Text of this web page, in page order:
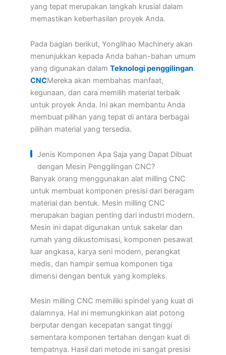
yang tepat merupakan langkah krusial dalam
memastikan keberhasilan proyek Anda.
Pada bagian berikut, Yonglihao Machinery akan
menunjukkan kepada Anda bahan-bahan umum
yang digunakan dalam Teknologi penggilingan
CNCMereka akan membahas manfaat,
kegunaan, dan cara memilih material terbaik
untuk proyek Anda. Ini akan membantu Anda
membuat pilihan yang tepat di antara berbagai
pilihan material yang tersedia.
Jenis Komponen Apa Saja yang Dapat Dibuat
dengan Mesin Penggilingan CNC?
Banyak orang menggunakan alat milling CNC
untuk membuat komponen presisi dari beragam
material dan bentuk. Mesin milling CNC
merupakan bagian penting dari industri modern.
Mesin ini dapat digunakan untuk sakelar dan
rumah yang dikustomisasi, komponen pesawat
luar angkasa, karya seni modern, perangkat
medis, dan hampir semua komponen tiga
dimensi dengan bentuk yang kompleks.
Mesin milling CNC memiliki spindel yang kuat di
dalamnya. Hal ini memungkinkan alat potong
berputar dengan kecepatan sangat tinggi
sementara komponen tertahan dengan kuat di
tempatnya. Hasil dari metode ini sangat presisi